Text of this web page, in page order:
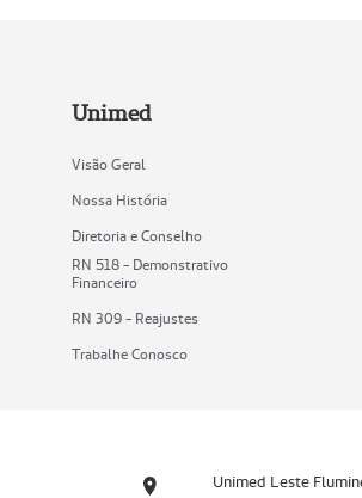
Unimed
Visão Geral
Nossa História
Diretoria e Conselho
RN 518 - Demonstrativo
Financeiro
RN 309 - Reajustes
Trabalhe Conosco
Unimed Leste